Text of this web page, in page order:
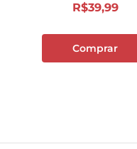
R$39,99
Comprar